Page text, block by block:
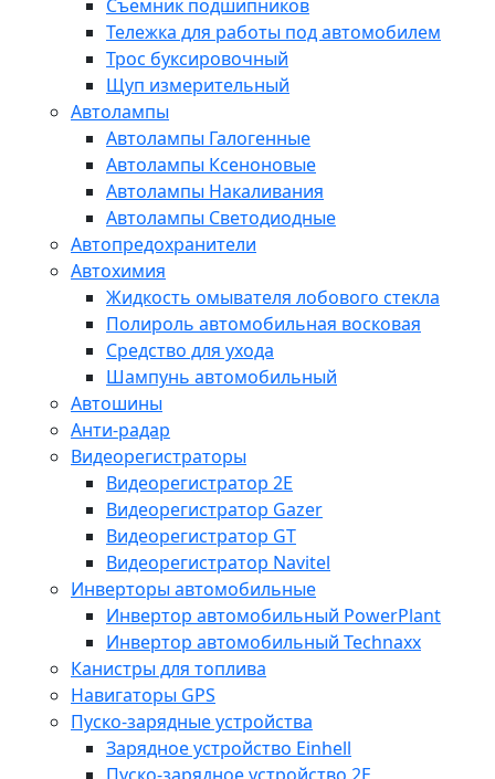
Съемник подшипников
Тележка для работы под автомобилем
Трос буксировочный
Щуп измерительный
Автолампы
Автолампы Галогенные
Автолампы Ксеноновые
Автолампы Накаливания
Автолампы Светодиодные
Автопредохранители
Автохимия
Жидкость омывателя лобового стекла
Полироль автомобильная восковая
Средство для ухода
Шампунь автомобильный
Автошины
Анти-радар
Видеорегистраторы
Видеорегистратор 2E
Видеорегистратор Gazer
Видеорегистратор GT
Видеорегистратор Navitel
Инверторы автомобильные
Инвертор автомобильный PowerPlant
Инвертор автомобильный Technaxx
Канистры для топлива
Навигаторы GPS
Пуско-зарядные устройства
Зарядное устройство Einhell